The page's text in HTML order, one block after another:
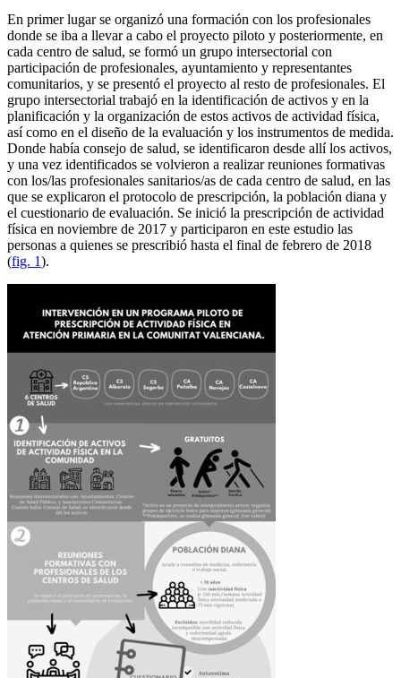
En primer lugar se organizó una formación con los profesionales
donde se iba a llevar a cabo el proyecto piloto y posteriormente, en
cada centro de salud, se formó un grupo intersectorial con
participación de profesionales, ayuntamiento y representantes
comunitarios, y se presentó el proyecto al resto de profesionales. El
grupo intersectorial trabajó en la identificación de activos y en la
planificación y la organización de estos activos de actividad física,
así como en el diseño de la evaluación y los instrumentos de medida.
Donde había consejo de salud, se identificaron desde allí los activos,
y una vez identificados se volvieron a realizar reuniones formativas
con los/las profesionales sanitarios/as de cada centro de salud, en las
que se explicaron el protocolo de prescripción, la población diana y
el cuestionario de evaluación. Se inició la prescripción de actividad
física en noviembre de 2017 y participaron en este estudio las
personas a quienes se prescribió hasta el final de febrero de 2018
(fig. 1).